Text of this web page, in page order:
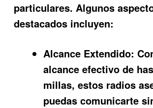
particulares. Algunos
destacados incluyen:
Alcance Extendido:
alcance efectivo de
millas, estos radios
puedas comunicarte